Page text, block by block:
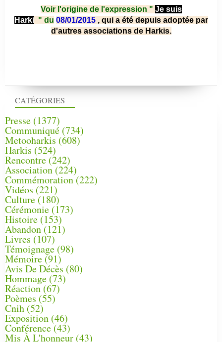
CATÉGORIES
Presse (1377)
Communiqué (734)
Metooharkis (608)
Harkis (524)
Rencontre (242)
Association (224)
Commémoration(222)
Vidéos (221)
Culture(180)
Cérémonie (173)
Histoire (153)
Abandon(121)
Livres (107)
Témoignage (98)
Mémoire (91)
Avis De Décès (80)
Hommage (73)
Réaction(67)
Poèmes (55)
Cnih (52)
Exposition (46)
Conférence(43)
Mis À L'honneur (43)
Voir l'origine de l'expression " Je suis
Harki " du 08/01/2015 , qui a été depuis adoptée par
d'autres associations de Harkis.